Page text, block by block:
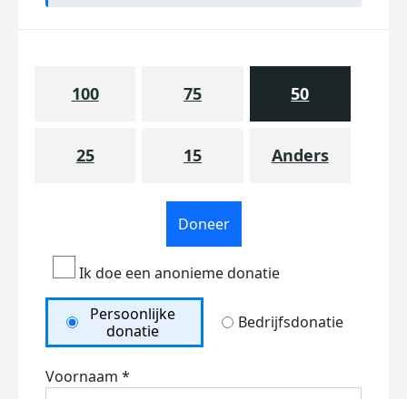
100 75 50
25 15 Anders
Doneer
Ik doe een anonieme donatie
Persoonlijke
donatie
Bedrijfsdonatie
Voornaam *